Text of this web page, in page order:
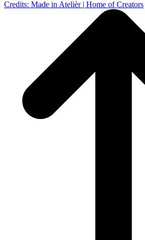
Credits: Made in Atelièr | Home of Creators